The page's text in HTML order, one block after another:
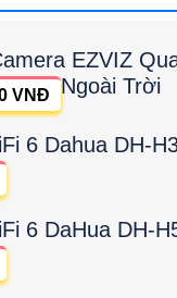
EZVIZ
Ngoài Trời
VNĐ
6 Dahua DH-
6 DaHua DH-